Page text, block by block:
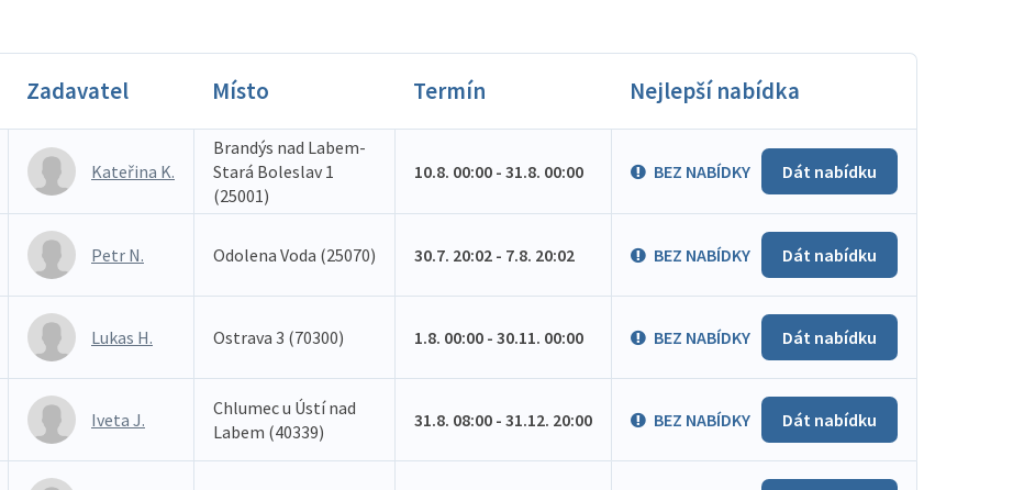
Zadavatel Místo Termín Nejlepší nabídka
Kateřina K.
Brandýs nad Labem-
Stará Boleslav 1
(25001)
10.8. 00:00 - 31.8. 00:00 BEZ NABÍDKY Dát nabídku
Petr N. Odolena Voda (25070) 30.7. 20:02 - 7.8. 20:02 BEZ NABÍDKY Dát nabídku
Lukas H. Ostrava 3 (70300) 1.8. 00:00 - 30.11. 00:00 BEZ NABÍDKY Dát nabídku
Iveta J.
Chlumec u Ústí nad
Labem (40339)
31.8. 08:00 - 31.12. 20:00 BEZ NABÍDKY Dát nabídku